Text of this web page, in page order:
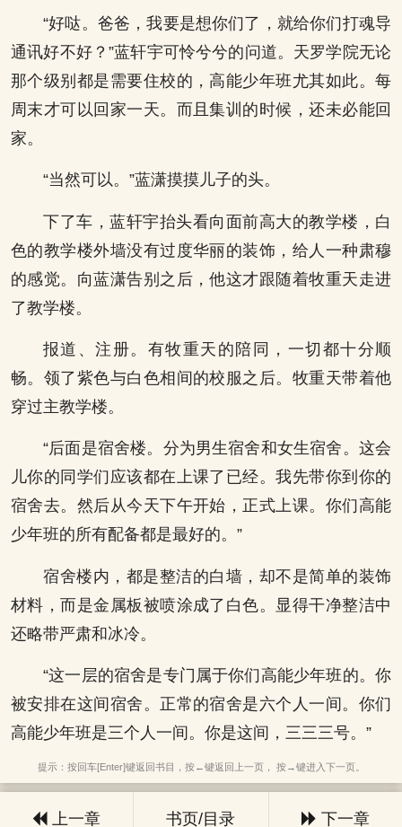
“好哒。爸爸，我要是想你们了，就给你们打魂导
通讯好不好？”蓝轩宇可怜兮兮的问道。天罗学院无论
那个级别都是需要住校的，高能少年班尤其如此。每
周末才可以回家一天。而且集训的时候，还未必能回
家。
“当然可以。”蓝潇摸摸儿子的头。
下了车，蓝轩宇抬头看向面前高大的教学楼，白
色的教学楼外墙没有过度华丽的装饰，给人一种肃穆
的感觉。向蓝潇告别之后，他这才跟随着牧重天走进
了教学楼。
报道、注册。有牧重天的陪同，一切都十分顺
畅。领了紫色与白色相间的校服之后。牧重天带着他
穿过主教学楼。
“后面是宿舍楼。分为男生宿舍和女生宿舍。这会
儿你的同学们应该都在上课了已经。我先带你到你的
宿舍去。然后从今天下午开始，正式上课。你们高能
少年班的所有配备都是最好的。”
宿舍楼内，都是整洁的白墙，却不是简单的装饰
材料，而是金属板被喷涂成了白色。显得干净整洁中
还略带严肃和冰冷。
“这一层的宿舍是专门属于你们高能少年班的。你
被安排在这间宿舍。正常的宿舍是六个人一间。你们
高能少年班是三个人一间。你是这间，三三三号。”
提示：按回车[Enter]键返回书目，按←键返回上一页， 按→键进入下一页。
上一章 书页/目录 下一章